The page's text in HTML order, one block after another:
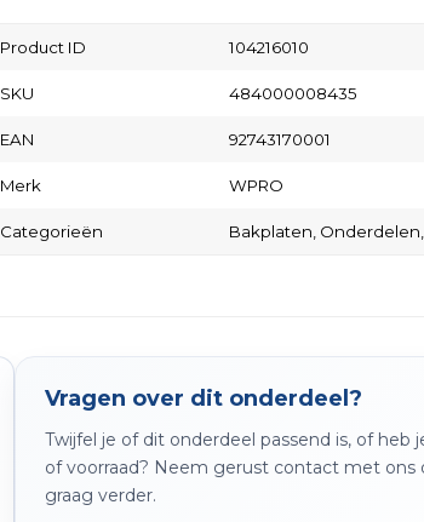
Product ID 104216010
SKU 484000008435
EAN 92743170001
Merk WPRO
Categorieën Bakplaten, Onderdelen,
Vragen over dit onderdeel?
Twijfel je of dit onderdeel passend is, of heb
of voorraad? Neem gerust contact met ons
graag verder.